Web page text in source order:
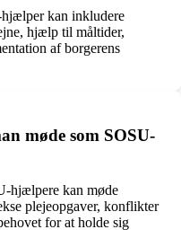
kan inkludere
hjælp til måltider,
af borgerens
møde som SOSU-
hjælpere kan møde
plejeopgaver, konflikter
for at holde sig